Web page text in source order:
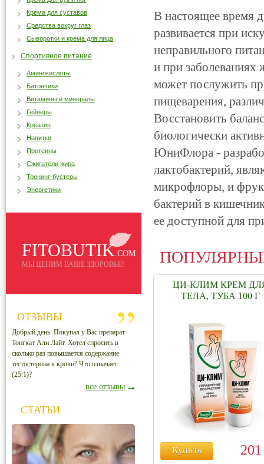
В настоящее время
развивается при
неправильного
и при заболеваниях
может послужить
пищеварения,
Восстановить
биологически
ЮниФлора -
лактобактерий,
микрофлоры, и
бактерий в
ее доступной для
ЦИ-КЛИМ КРЕМ
ТЕЛА, ТУБА 100 Г
Купить
Крема для суставов
Средства вокруг глаз
Сыворотки и крема для лица
Спортивное питание
Аминокислоты
Батончики
Витамины и минералы
Гейнеры
Креатин
Напитки
Протеины
Сжигатели жира
Тренинг-бустеры
Энергетики
FITOBUTIK.COM
МЫ ЦЕНИМ ВАШЕ ЗДОРОВЬЕ!
ОТЗЫВЫ
Добрый день. Покупал у Вас препарат
Тонгкат Али Лайт. Хотел спросить в
сколько раз повышается содержание
тестостерона в крови? Что означает
(25:1)?
все отзывы
СТАТЬИ